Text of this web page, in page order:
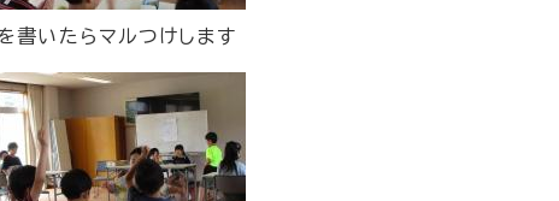
書いたらマルつけします